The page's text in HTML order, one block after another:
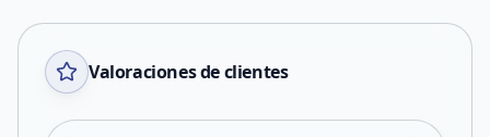
Valoraciones de clientes